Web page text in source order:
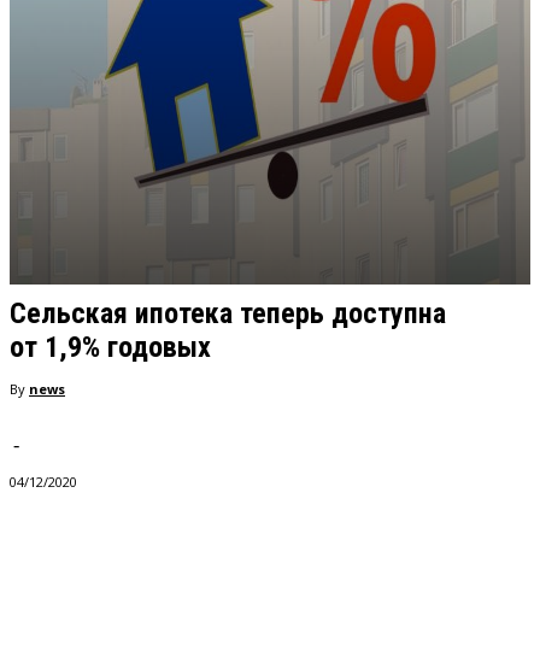
Сельская ипотека теперь доступна
от 1,9% годовых
By news
-
04/12/2020